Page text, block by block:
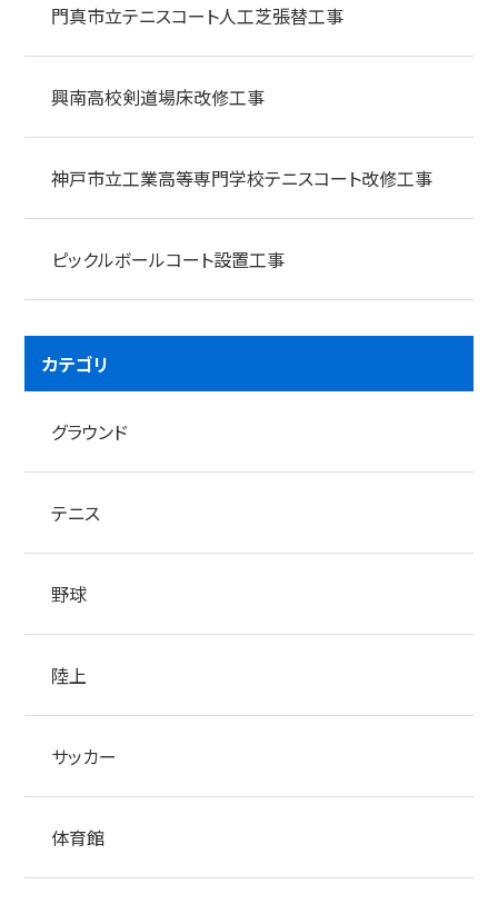
門真市立テニスコート人工芝張替工事
興南高校剣道場床改修工事
神戸市立工業高等専門学校テニスコート改修工事
ピックルボールコート設置工事
カテゴリ
グラウンド
テニス
野球
陸上
サッカー
体育館